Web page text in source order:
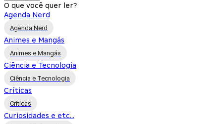
O que você quer ler?
Agenda Nerd
Agenda Nerd
Animes e Mangás
Animes e Mangás
Ciência e Tecnologia
Ciência e Tecnologia
Críticas
Críticas
Curiosidades e etc...